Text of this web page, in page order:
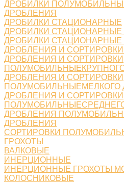
ДРОБИЛКИ
ДРОБЛЕНИЯ
ДРОБИЛКИ СТАЦИОНАРНЫЕ
ДРОБИЛКИ СТАЦИОНАРНЫЕ
ДРОБИЛКИ СТАЦИОНАРНЫЕ
ДРОБЛЕНИЯ И
ДРОБЛЕНИЯ И СОРТИРОВКИ
ДРОБЛЕНИЯ И СОРТИРОВКИ
ПОЛУМОБИЛЬНЫЕМЕЛКОГО
ДРОБЛЕНИЯ И СОРТИРОВКИ
ДРОБЛЕНИЯ
ДРОБЛЕНИЯ
СОРТИРОВКИ
ГРОХОТЫ
ВАЛКОВЫЕ
ИНЕРЦИОННЫЕ
ИНЕРЦИОННЫЕ ГРОХОТЫ
КОЛОСНИКОВЫЕ